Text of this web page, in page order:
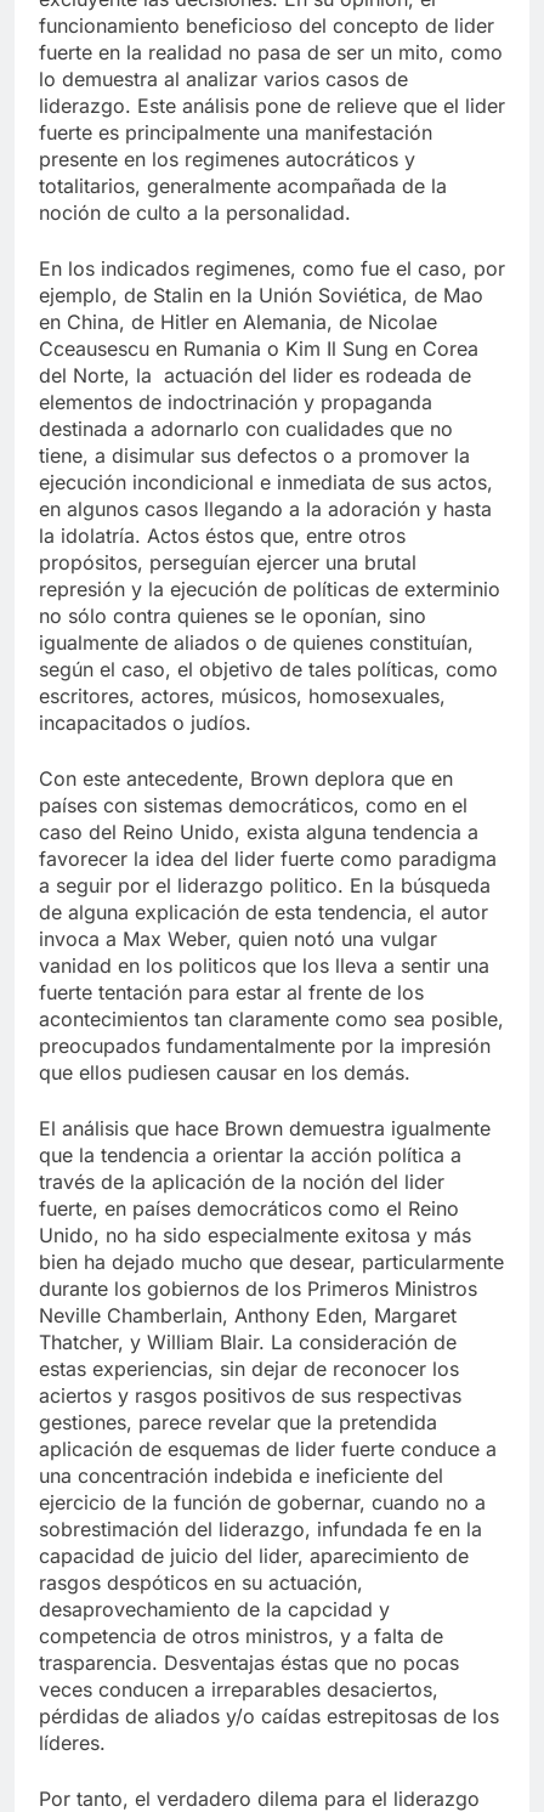
funcionamiento beneficioso del concepto de lider
fuerte en la realidad no pasa de ser un mito, como
lo demuestra al analizar varios casos de
liderazgo. Este análisis pone de relieve que el lider
fuerte es principalmente una manifestación
presente en los regimenes autocráticos y
totalitarios, generalmente acompañada de la
noción de culto a la personalidad.
En los indicados regimenes, como fue el caso, por
ejemplo, de Stalin en la Unión Soviética, de Mao
en China, de Hitler en Alemania, de Nicolae
Cceausescu en Rumania o Kim Il Sung en Corea
del Norte, la actuación del lider es rodeada de
elementos de indoctrinación y propaganda
destinada a adornarlo con cualidades que no
tiene, a disimular sus defectos o a promover la
ejecución incondicional e inmediata de sus actos,
en algunos casos llegando a la adoración y hasta
la idolatría. Actos éstos que, entre otros
propósitos, perseguían ejercer una brutal
represión y la ejecución de políticas de exterminio
no sólo contra quienes se le oponían, sino
igualmente de aliados o de quienes constituían,
según el caso, el objetivo de tales políticas, como
escritores, actores, músicos, homosexuales,
incapacitados o judíos.
Con este antecedente, Brown deplora que en
países con sistemas democráticos, como en el
caso del Reino Unido, exista alguna tendencia a
favorecer la idea del lider fuerte como paradigma
a seguir por el liderazgo politico. En la búsqueda
de alguna explicación de esta tendencia, el autor
invoca a Max Weber, quien notó una vulgar
vanidad en los politicos que los lleva a sentir una
fuerte tentación para estar al frente de los
acontecimientos tan claramente como sea posible,
preocupados fundamentalmente por la impresión
que ellos pudiesen causar en los demás.
El análisis que hace Brown demuestra igualmente
que la tendencia a orientar la acción política a
través de la aplicación de la noción del lider
fuerte, en países democráticos como el Reino
Unido, no ha sido especialmente exitosa y más
bien ha dejado mucho que desear, particularmente
durante los gobiernos de los Primeros Ministros
Neville Chamberlain, Anthony Eden, Margaret
Thatcher, y William Blair. La consideración de
estas experiencias, sin dejar de reconocer los
aciertos y rasgos positivos de sus respectivas
gestiones, parece revelar que la pretendida
aplicación de esquemas de lider fuerte conduce a
una concentración indebida e ineficiente del
ejercicio de la función de gobernar, cuando no a
sobrestimación del liderazgo, infundada fe en la
capacidad de juicio del lider, aparecimiento de
rasgos despóticos en su actuación,
desaprovechamiento de la capcidad y
competencia de otros ministros, y a falta de
trasparencia. Desventajas éstas que no pocas
veces conducen a irreparables desaciertos,
pérdidas de aliados y/o caídas estrepitosas de los
líderes.
Por tanto, el verdadero dilema para el liderazgo